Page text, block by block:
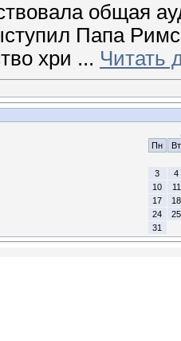
общая
Папа
хри ... Читать
Пн
Вт
3
4
10
11
17
18
24
25
31